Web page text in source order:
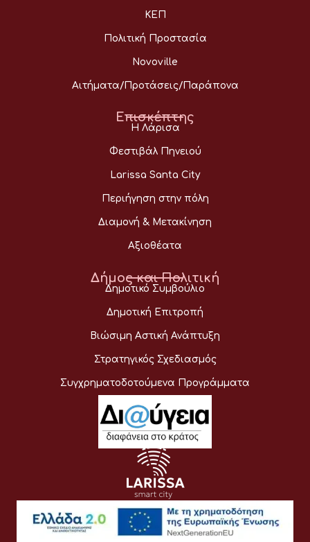
ΚΕΠ
Πολιτική Προστασία
Novoville
Αιτήματα/Προτάσεις/Παράπονα
Επισκέπτης
Η Λάρισα
Φεστιβάλ Πηνειού
Larissa Santa City
Περιήγηση στην πόλη
Διαμονή & Μετακίνηση
Αξιοθέατα
Δήμος και Πολιτική
Δημοτικό Συμβούλιο
Δημοτική Επιτροπή
Βιώσιμη Αστική Ανάπτυξη
Στρατηγικός Σχεδιασμός
Συγχρηματοδοτούμενα Προγράμματα